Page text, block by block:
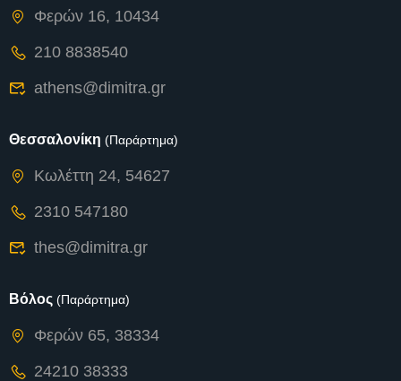
Φερών 16, 10434
210 8838540
athens@dimitra.gr
Θεσσαλονίκη (Παράρτημα)
Κωλέττη 24, 54627
2310 547180
thes@dimitra.gr
Βόλος (Παράρτημα)
Φερών 65, 38334
24210 38333